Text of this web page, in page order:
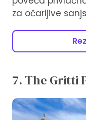
za očarljive
7. The Gritti